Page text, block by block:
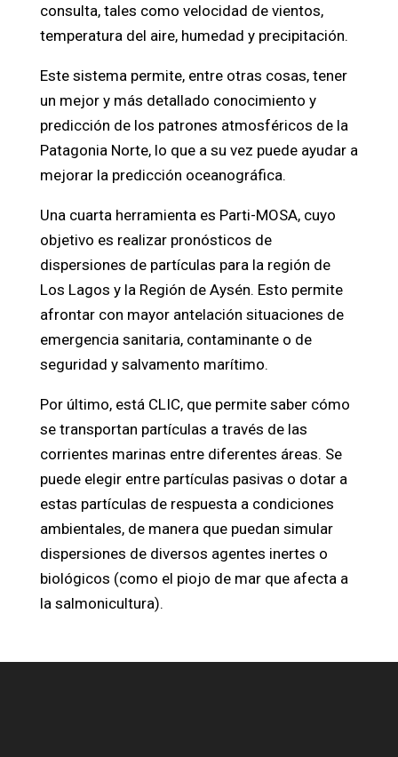
consulta, tales como velocidad de vientos,
temperatura del aire, humedad y precipitación.
Este sistema permite, entre otras cosas, tener
un mejor y más detallado conocimiento y
predicción de los patrones atmosféricos de la
Patagonia Norte, lo que a su vez puede ayudar a
mejorar la predicción oceanográfica.
Una cuarta herramienta es Parti-MOSA, cuyo
objetivo es realizar pronósticos de
dispersiones de partículas para la región de
Los Lagos y la Región de Aysén. Esto permite
afrontar con mayor antelación situaciones de
emergencia sanitaria, contaminante o de
seguridad y salvamento marítimo.
Por último, está CLIC, que permite saber cómo
se transportan partículas a través de las
corrientes marinas entre diferentes áreas. Se
puede elegir entre partículas pasivas o dotar a
estas partículas de respuesta a condiciones
ambientales, de manera que puedan simular
dispersiones de diversos agentes inertes o
biológicos (como el piojo de mar que afecta a
la salmonicultura).